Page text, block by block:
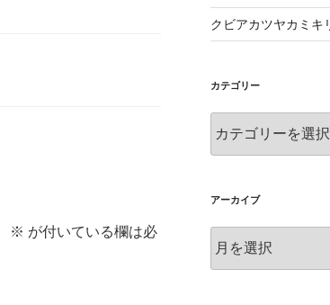
※ が付いている欄は必
クビアカツヤカミキ
カテゴリー
テ
ー
アーカイブ
ー